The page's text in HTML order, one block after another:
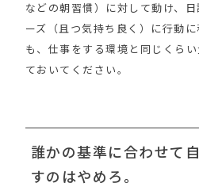
などの朝習慣）に対して動け、
ーズ（且つ気持ち良く）に行動
も、仕事をする環境と同じくら
ておいてください。
誰かの基準に合わせて
すのはやめろ。